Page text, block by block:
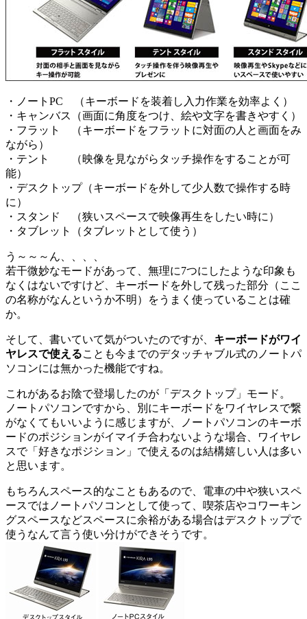
・ノートPC （キーボードを装着し入力作業を効率よく）
・キャンバス（画面に角度をつけ、絵や文字を書きやすく）
・フラット （キーボードをフラットに対面の人と画面をみ
ながら）
・テント （映像を見ながらタッチ操作をすることが可
能）
・デスクトップ（キーボードを外して少人数で操作する時
に）
・スタンド （狭いスペースで映像再生をしたい時に）
・タブレット（タブレットとして使う）
う～～～ん、、、、
若干微妙なモードがあって、無理に7つにしたような印象も
なくはないですけど、キーボードを外して残った部分（ここ
の名称がなんというか不明）をうまく使っていることは確
か。
そして、書いていて気がついたのですが、 キーボードがワイ
ヤレスで使えることも今までのデタッチャブル式のノートパ
ソコンには無かった機能ですね。
これがあるお陰で登場したのが「デスクトップ」モード。
ノートパソコンですから、別にキーボードをワイヤレスで繋
がなくてもいいように感じますが、ノートパソコンのキーボ
ードのポジションがイマイチ合わないような場合、ワイヤレ
スで「好きなポジション」で使えるのは結構嬉しい人は多い
と思います。
もちろんスペース的なこともあるので、電車の中や狭いスペ
ースではノートパソコンとして使って、喫茶店やコワーキン
グスペースなどスペースに余裕がある場合はデスクトップで
使うなんて言う使い分けができそうです。